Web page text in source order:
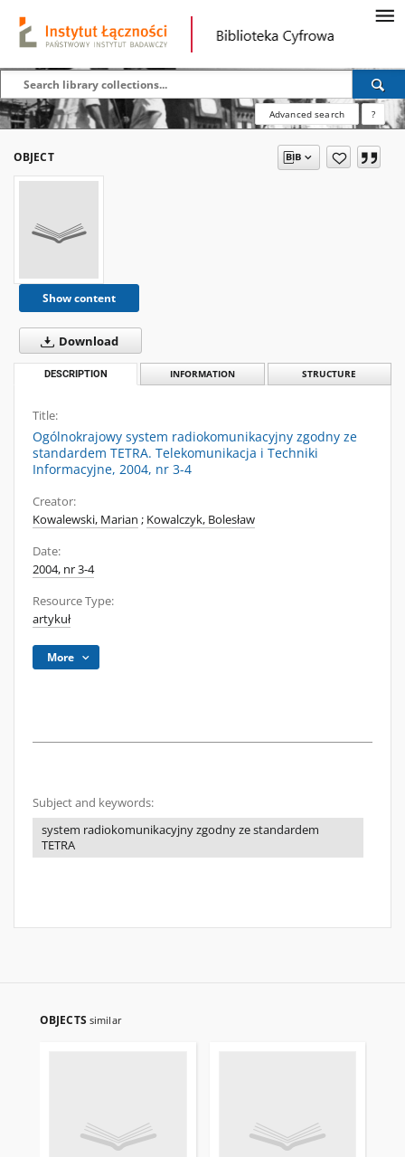
Advanced search ?
OBJECT
Show content
Download
DESCRIPTION INFORMATION STRUCTURE
Title:
Ogólnokrajowy system radiokomunikacyjny zgodny ze
standardem TETRA. Telekomunikacja i Techniki
Informacyjne, 2004, nr 3-4
Creator:
Kowalewski, Marian ; Kowalczyk, Bolesław
Date:
2004, nr 3-4
Resource Type:
artykuł
More
Subject and keywords:
system radiokomunikacyjny zgodny ze standardem
TETRA
OBJECTS similar